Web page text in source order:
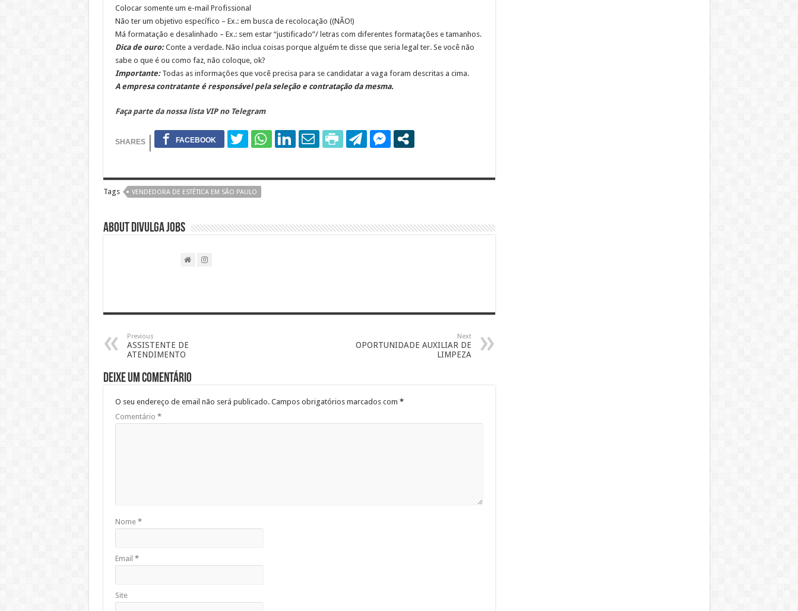
Colocar somente um e-mail Profissional
Não ter um objetivo específico – Ex.: em busca de recolocação ((NÃO!)
Má formatação e desalinhado – Ex.: sem estar “justificado”/ letras com diferentes formatações e tamanhos.
Dica de ouro: Conte a verdade. Não inclua coisas porque alguém te disse que seria legal ter. Se você não
sabe o que é ou como faz, não coloque, ok?
Importante:Todas as informações que você precisa para se candidatar a vaga foram descritas a cima.
A empresa contratante é responsável pela seleção e contratação da mesma.
Faça parte da nossa lista VIP no Telegram
Tags VENDEDORA DE ESTÉTICA EM SÃO PAULO
About DIVULGA JOBS
Previous
ASSISTENTE DE
ATENDIMENTO
Next
OPORTUNIDADE AUXILIAR DE
LIMPEZA
Deixe um comentário
O seu endereço de email não será publicado. Campos obrigatórios marcados com *
Comentário *
Nome *
Email *
Site